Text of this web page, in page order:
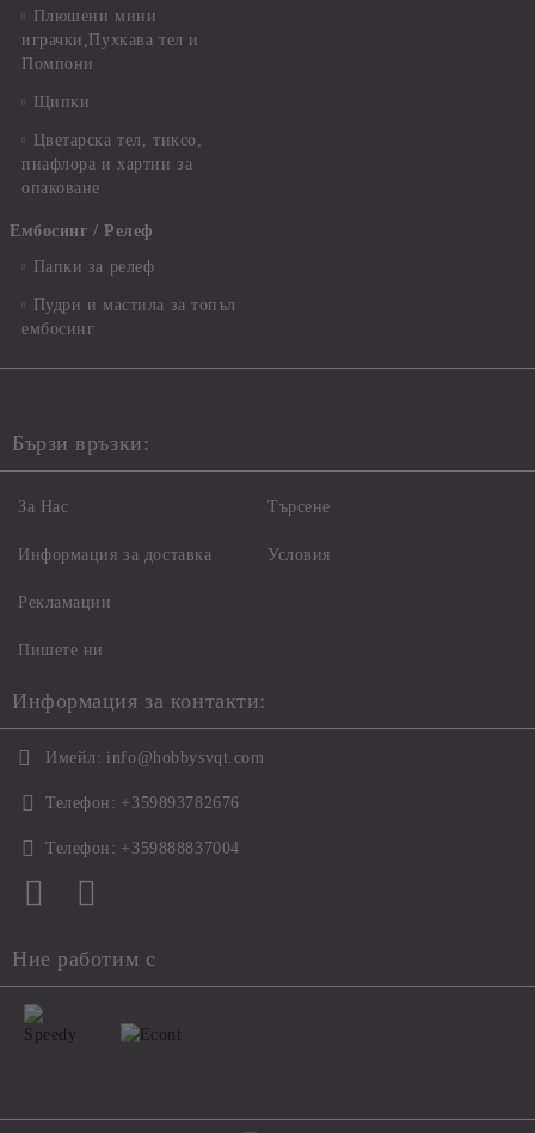
Плюшени мини
играчки,Пухкава тел и
Помпони
Щипки
Цветарска тел, тиксо,
пиафлора и хартии за
опаковане
Ембосинг / Релеф
Папки за релеф
Пудри и мастила за топъл
ембосинг
Бързи връзки:
За Нас
Информация за доставка
Рекламации
Пишете ни
Търсене
Условия
Информация за контакти:
Имейл: info@hobbysvqt.com
Телефон: +359893782676
Телефон: +359888837004
Ние работим с